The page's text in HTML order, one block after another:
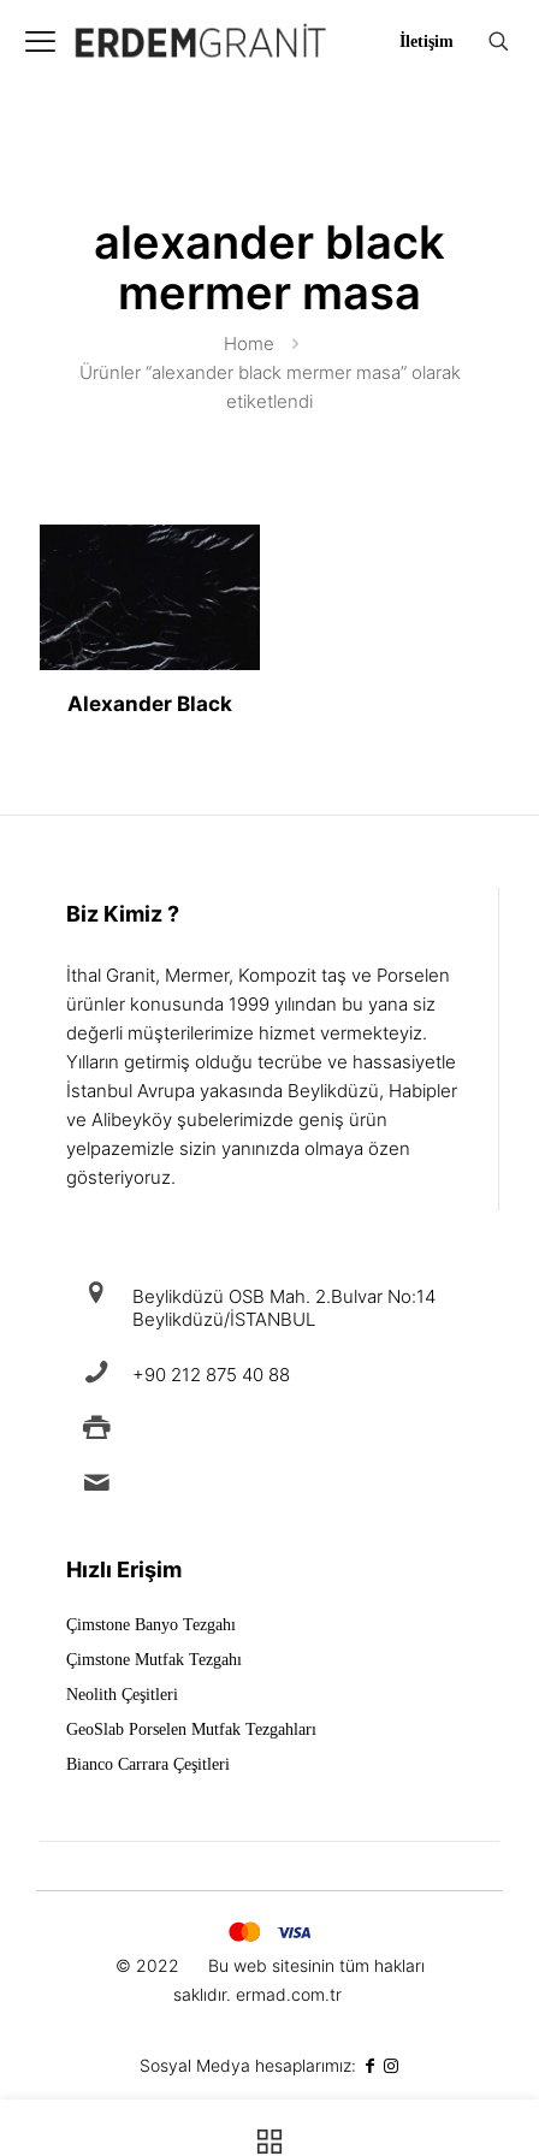
İletişim
alexander black
mermer masa
Home
Ürünler “alexander black mermer masa” olarak
etiketlendi
Alexander Black
Biz Kimiz ?
İthal Granit, Mermer, Kompozit taş ve Porselen
ürünler konusunda 1999 yılından bu yana siz
değerli müşterilerimize hizmet vermekteyiz.
Yılların getirmiş olduğu tecrübe ve hassasiyetle
İstanbul Avrupa yakasında Beylikdüzü, Habipler
ve Alibeyköy şubelerimizde geniş ürün
yelpazemizle sizin yanınızda olmaya özen
gösteriyoruz.
Beylikdüzü OSB Mah. 2.Bulvar No:14
Beylikdüzü/İSTANBUL
+90 212 875 40 88
Hızlı Erişim
Çimstone Banyo Tezgahı
Çimstone Mutfak Tezgahı
Neolith Çeşitleri
GeoSlab Porselen Mutfak Tezgahları
Bianco Carrara Çeşitleri
© 2022 Bu web sitesinin tüm hakları
saklıdır. ermad.com.tr
Sosyal Medya hesaplarımız: